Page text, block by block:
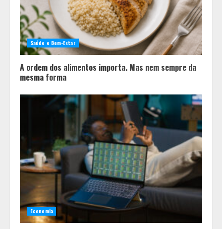
Saúde e Bem-Estar
A ordem dos alimentos importa. Mas nem sempre da
mesma forma
Economia